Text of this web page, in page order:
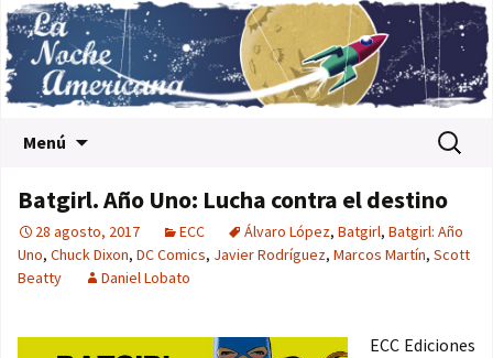
Menú Buscar:
Batgirl. Año Uno: Lucha contra el destino
28 agosto, 2017 ECC Álvaro López, Batgirl, Batgirl: Año
Uno, Chuck Dixon, DC Comics, Javier Rodríguez, Marcos Martín, Scott
Beatty
Daniel Lobato
ECC Ediciones